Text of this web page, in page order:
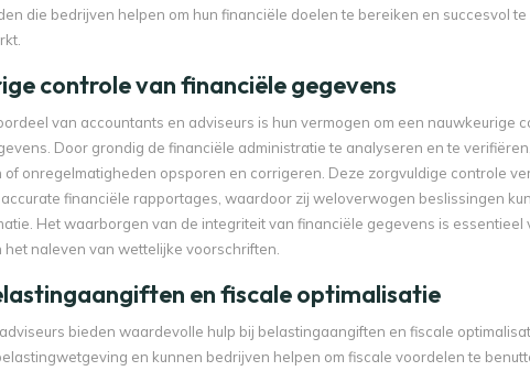
die bedrijven helpen om hun financiële doelen te bereiken en succesvol
controle van financiële gegevens
van accountants en adviseurs is hun vermogen om een nauwkeurige
Door grondig de financiële administratie te analyseren en te
of onregelmatigheden opsporen en corrigeren. Deze zorgvuldige controle
financiële rapportages, waardoor zij weloverwogen beslissingen
Het waarborgen van de integriteit van financiële gegevens is essentieel
naleven van wettelijke voorschriften.
en fiscale optimalisatie
bieden waardevolle hulp bij belastingaangiften en fiscale
en kunnen bedrijven helpen om fiscale voordelen te